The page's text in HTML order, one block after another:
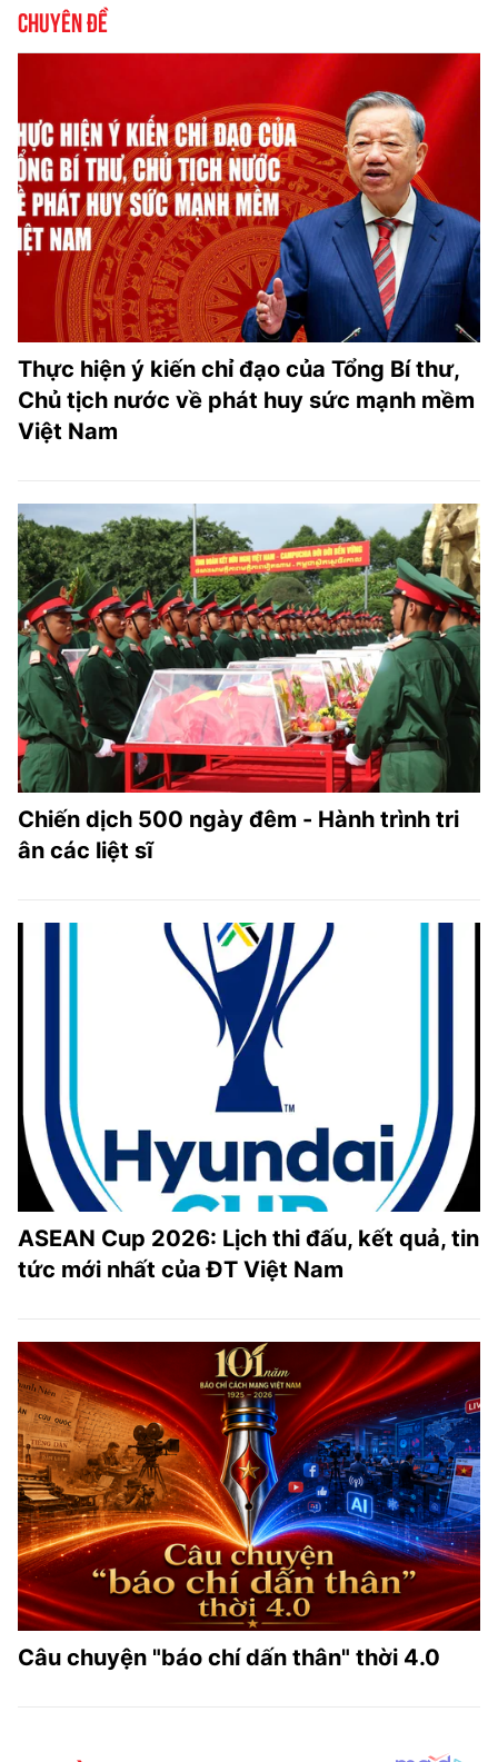
Chuyên đề
Thực hiện ý kiến chỉ đạo của Tổng Bí thư,
Chủ tịch nước về phát huy sức mạnh mềm
Việt Nam
Chiến dịch 500 ngày đêm - Hành trình tri
ân các liệt sĩ
ASEAN Cup 2026: Lịch thi đấu, kết quả, tin
tức mới nhất của ĐT Việt Nam
Câu chuyện "báo chí dấn thân" thời 4.0